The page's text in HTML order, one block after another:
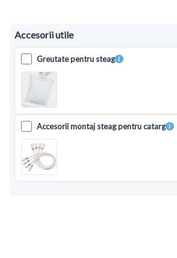
Accesorii utile
Greutate pentru steag
Accesorii montaj steag pentru catarg